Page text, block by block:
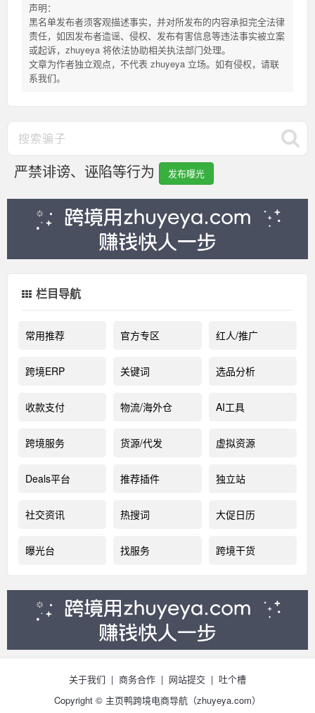
声明：
黑名单发布者须客观描述事实，并对所发布的内容承担完全法律
责任，如因发布者造谣、侵权、发布有害信息等违法事实被立案
或起诉，zhuyeya 将依法协助相关执法部门处理。
文章为作者独立观点，不代表 zhuyeya 立场。如有侵权，请联
系我们。
严禁诽谤、诬陷等行为 发布曝光
栏目导航
常用推荐 官方专区 红人/推广
跨境ERP 关键词 选品分析
收款支付 物流/海外仓 AI工具
跨境服务 货源/代发 虚拟资源
Deals平台 推荐插件 独立站
社交资讯 热搜词 大促日历
曝光台 找服务 跨境干货
关于我们 | 商务合作 | 网站提交 | 吐个槽
Copyright © 主页鸭跨境电商导航（zhuyeya.com）